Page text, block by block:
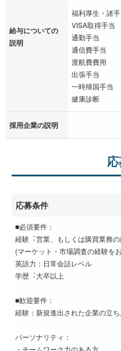
給与についての
説明
福利厚生・諸⼿
VISA取得⼿当
通勤⼿当
通信費⼿当
渡航費費⽤
出張⼿当
⼀時帰国⼿当
健康診断
採用企業の説明
応募条件
■必須要件：
経験︓営業、もしくは購買業務
(マーケット・市場調査の経験を
英語⼒：⽇常会話レベル
学歴︓⼤卒以上
■歓迎要件：
経験：新規進出された企業の⽴
パーソナリティ：
・チームワーク⼒のある⽅